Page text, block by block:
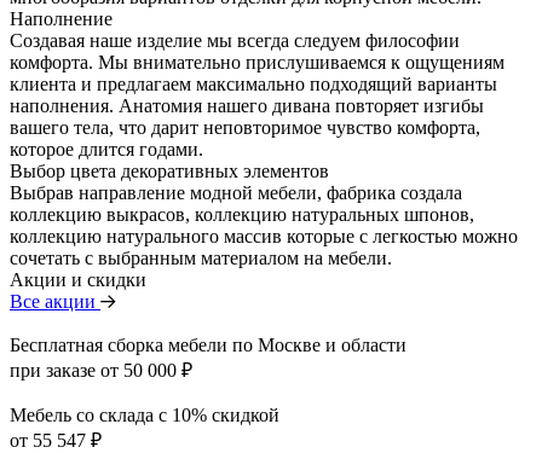
Наполнение
Создавая наше изделие мы всегда следуем философии
комфорта. Мы внимательно прислушиваемся к ощущениям
клиента и предлагаем максимально подходящий варианты
наполнения. Анатомия нашего дивана повторяет изгибы
вашего тела, что дарит неповторимое чувство комфорта,
которое длится годами.
Выбор цвета декоративных элементов
Выбрав направление модной мебели, фабрика создала
коллекцию выкрасов, коллекцию натуральных шпонов,
коллекцию натурального массив которые с легкостью можно
сочетать с выбранным материалом на мебели.
Акции и скидки
Все акции
Бесплатная сборка мебели по Москве и области
при заказе от 50 000 ₽
Мебель со склада с 10% скидкой
от 55 547 ₽